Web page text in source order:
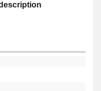
parfaitement aux
Ce produit se
Suunto 9 Peak, Suunto 5
de la marque Suunto.
correspond
marque.